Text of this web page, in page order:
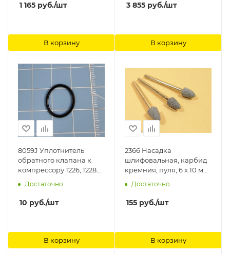
1 165 руб./шт
В корзину
3 855 руб./шт
В корзину
8059J Уплотнитель
обратного клапана к
компрессору 1226, 1228
JasДостаточно
10 руб./шт
В корзину
2366 Насадка
шлифовальная, карбид
кремния, пуля, 6 х 10 мм,
3шт./уп., блистер Jas
Достаточно
155 руб./шт
В корзину